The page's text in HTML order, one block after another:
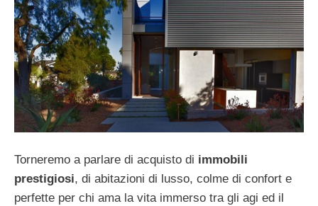
Torneremo a parlare di acquisto di immobili
prestigiosi, di abitazioni di lusso, colme di confort e
perfette per chi ama la vita immerso tra gli agi ed il